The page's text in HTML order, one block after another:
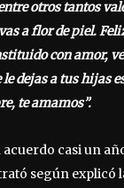
otros tantos
a flor de piel.
con amor,
le dejas a tus hijas
te amamos”.
casi un
según explicó